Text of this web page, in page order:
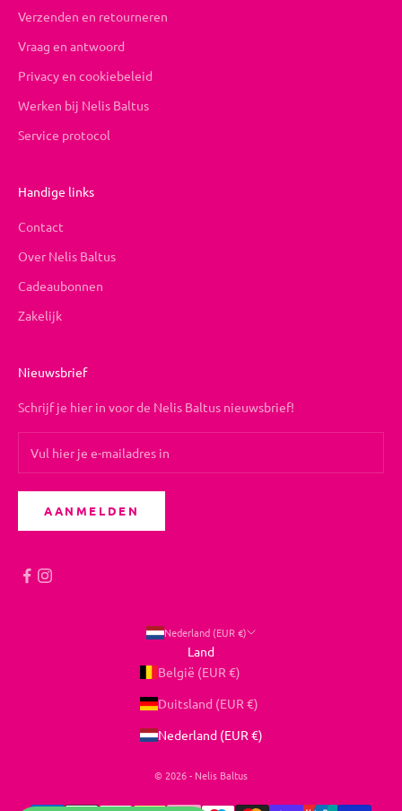
Verzenden en retourneren
Vraag en antwoord
Privacy en cookiebeleid
Werken bij Nelis Baltus
Service protocol
Handige links
Contact
Over Nelis Baltus
Cadeaubonnen
Zakelijk
Nieuwsbrief
Schrijf je hier in voor de Nelis Baltus nieuwsbrief!
AANMELDEN
Nederland (EUR €)
Land
België (EUR €)
Duitsland (EUR €)
Nederland (EUR €)
© 2026 - Nelis Baltus